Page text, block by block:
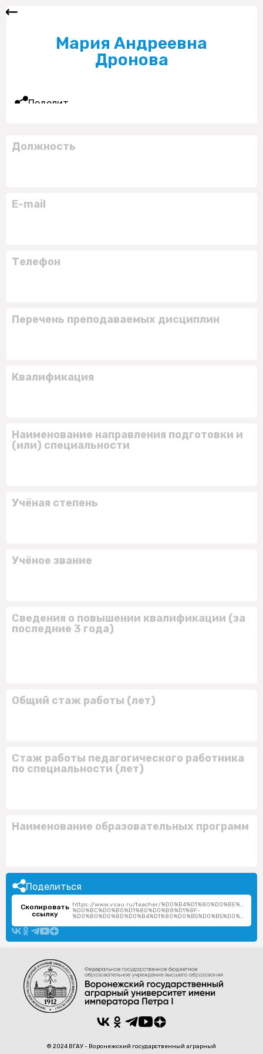
Мария Андреевна
Дронова
Поделиться
Должность
E-mail
Телефон
Перечень преподаваемых дисциплин
Квалификация
Наименование направления подготовки и
(или) специальности
Учёная степень
Учёное звание
Сведения о повышении квалификации (за
последние 3 года)
Общий стаж работы (лет)
Стаж работы педагогического работника
по специальности (лет)
Наименование образовательных программ
Поделиться
Скопировать
ссылку
https://www.vsau.ru/teacher/
%D0%BC%D0%B0%D1%80%D0%B8%D1%8F-
%D0%B0%D0%BD%D0%B4%D1%80%D0%B5%D0%B5%D0%B2%D0%BD%D0%B0/
© 2024 ВГАУ - Воронежский государственный аграрный